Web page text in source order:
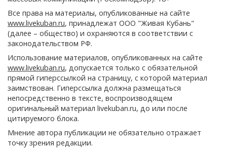
Все права на материалы, опубликованные на сайте
www.livekuban.ru, принадлежат ООО "Живая Кубань"
(далее – общество) и охраняются в соответствии с
законодательством РФ.
Использование материалов, опубликованных на сайте
www.livekuban.ru, допускается только с обязательной
прямой гиперссылкой на страницу, с которой материал
заимствован. Гиперссылка должна размещаться
непосредственно в тексте, воспроизводящем
оригинальный материал livekuban.ru, до или после
цитируемого блока.
Мнение автора публикации не обязательно отражает
точку зрения редакции.